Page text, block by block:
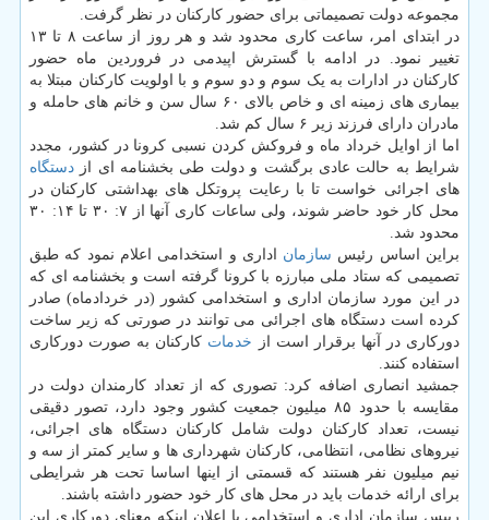
مجموعه دولت تصمیماتی برای حضور کارکنان در نظر گرفت.
در ابتدای امر، ساعت کاری محدود شد و هر روز از ساعت ۸ تا ۱۳
تغییر نمود. در ادامه با گسترش اپیدمی در فروردین ماه حضور
کارکنان در ادارات به یک سوم و دو سوم و با اولویت کارکنان مبتلا به
بیماری های زمینه ای و خاص بالای ۶۰ سال سن و خانم های حامله و
مادران دارای فرزند زیر ۶ سال کم شد.
اما از اوایل خرداد ماه و فروکش کردن نسبی کرونا در کشور، مجدد
شرایط به حالت عادی برگشت و دولت طی بخشنامه ای از دستگاه
های اجرائی خواست تا با رعایت پروتکل های بهداشتی کارکنان در
محل کار خود حاضر شوند، ولی ساعات کاری آنها از ۷: ۳۰ تا ۱۴: ۳۰
محدود شد.
براین اساس رئیس سازمان اداری و استخدامی اعلام نمود که طبق
تصمیمی که ستاد ملی مبارزه با کرونا گرفته است و بخشنامه ای که
در این مورد سازمان اداری و استخدامی کشور (در خردادماه) صادر
کرده است دستگاه های اجرائی می توانند در صورتی که زیر ساخت
دورکاری در آنها برقرار است از خدمات کارکنان به صورت دورکاری
استفاده کنند.
جمشید انصاری اضافه کرد: تصوری که از تعداد کارمندان دولت در
مقایسه با حدود ۸۵ میلیون جمعیت کشور وجود دارد، تصور دقیقی
نیست، تعداد کارکنان دولت شامل کارکنان دستگاه های اجرائی،
نیروهای نظامی، انتظامی، کارکنان شهرداری ها و سایر کمتر از سه و
نیم میلیون نفر هستند که قسمتی از اینها اساسا تحت هر شرایطی
برای ارائه خدمات باید در محل های کار خود حضور داشته باشند.
رییس سازمان اداری و استخدامی با اعلان اینکه معنای دورکاری این